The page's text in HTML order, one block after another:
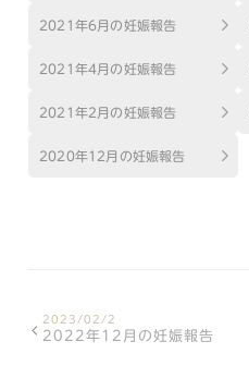
2021年6月の妊娠報告
2021年4月の妊娠報告
2021年2月の妊娠報告
2020年12月の妊娠報告
2023/02/2
2022年12月の妊娠報告